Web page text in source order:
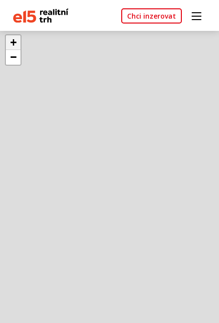
Chci inzerovat
+
−